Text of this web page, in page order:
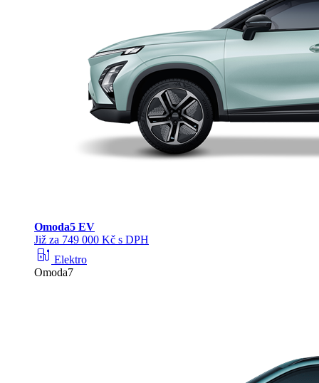
Omoda5 EV
Již za 749 000 Kč s DPH
ev_station Elektro
Omoda7